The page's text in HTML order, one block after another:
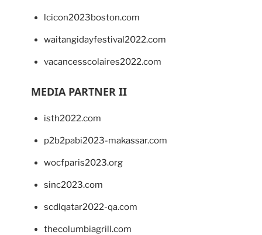
lcicon2023boston.com
waitangidayfestival2022.com
vacancesscolaires2022.com
MEDIA PARTNER II
isth2022.com
p2b2pabi2023-makassar.com
wocfparis2023.org
sinc2023.com
scdlqatar2022-qa.com
thecolumbiagrill.com